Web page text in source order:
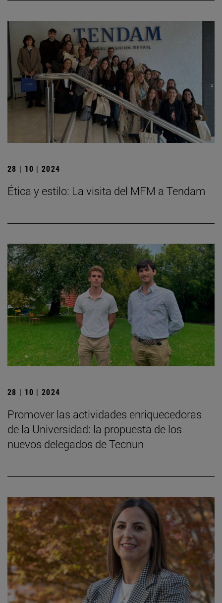
28 | 10 | 2024
Ética y estilo: La visita del MFM a Tendam
28 | 10 | 2024
Promover las actividades enriquecedoras
de la Universidad: la propuesta de los
nuevos delegados de Tecnun